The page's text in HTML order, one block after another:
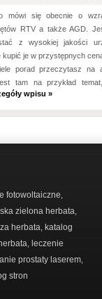
mówi się obecnie o
RTV a także AGD.
z wysokiej jakości
kupić je w przystępnych
porad przeczytasz na
tam na przykład temat,
wpisu »
fotowoltaiczne
zielona herbata
herbata katalog
leczenie
prostaty laserem
stron